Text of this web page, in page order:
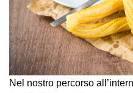
Nel nostro percorso